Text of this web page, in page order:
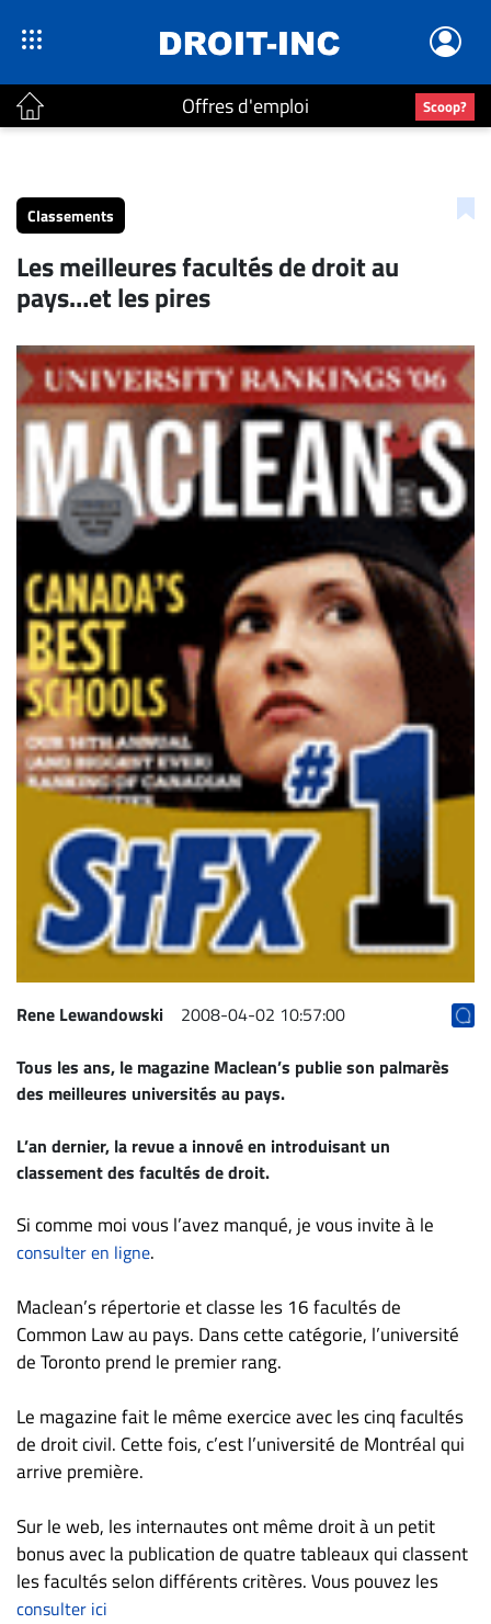
Offres d'emploi Scoop?
Accueil
Continu
Nominations
Bureaux
Conseillers
Juridiques
Campus
Carrière
Archives
CARRIÈRE
ET
EMPLOIS
AVOCATS
ET
JURISTES
Offres
d'emploi
Formation
Continue
Métiers
Scoop?
ET
Espace
entreprises
entreprises
un
emploi
Solutions de
recrutements
TROUVEZ-
NOUS
Nous
À
propos
Infolettre
Classements
Les meilleures facultés de droit au
pays…et les pires
Rene Lewandowski 2008-04-02 10:57:00
Tous les ans, le magazine Maclean’s publie son palmarès
des meilleures universités au pays.
L’an dernier, la revue a innové en introduisant un
classement des facultés de droit.
Si comme moi vous l’avez manqué, je vous invite à le
consulter en ligne.
Maclean’s répertorie et classe les 16 facultés de
Common Law au pays. Dans cette catégorie, l’université
de Toronto prend le premier rang.
Le magazine fait le même exercice avec les cinq facultés
de droit civil. Cette fois, c’est l’université de Montréal qui
arrive première.
Sur le web, les internautes ont même droit à un petit
bonus avec la publication de quatre tableaux qui classent
les facultés selon différents critères. Vous pouvez les
consulter ici